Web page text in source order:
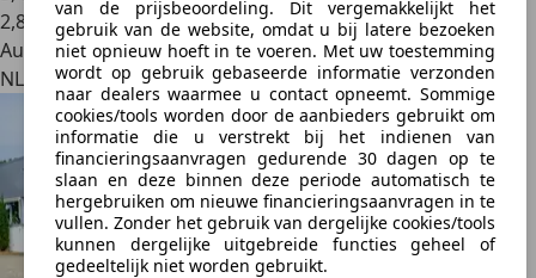
van de prijsbeoordeling. Dit vergemakkelijkt het
gebruik van de website, omdat u bij latere bezoeken
niet opnieuw hoeft in te voeren. Met uw toestemming
wordt op gebruik gebaseerde informatie verzonden
naar dealers waarmee u contact opneemt. Sommige
cookies/tools worden door de aanbieders gebruikt om
informatie die u verstrekt bij het indienen van
financieringsaanvragen gedurende 30 dagen op te
slaan en deze binnen deze periode automatisch te
hergebruiken om nieuwe financieringsaanvragen in te
vullen. Zonder het gebruik van dergelijke cookies/tools
kunnen dergelijke uitgebreide functies geheel of
gedeeltelijk niet worden gebruikt.
2,8
Autobedrijf
NL 5222 AS